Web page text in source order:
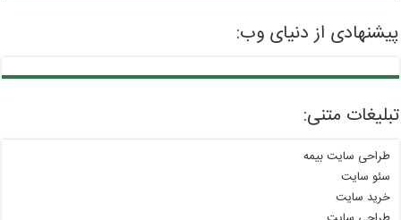
پیشنهادی از دنیای وب:
تبلیغات متنی:
طراحی سایت بیمه
سئو سایت
خرید سایت